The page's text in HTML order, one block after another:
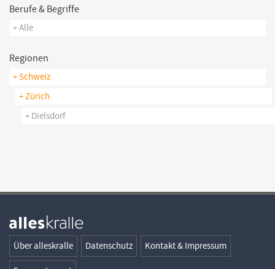
Berufe & Begriffe
+ Alle
Regionen
+ Schweiz
+ Zürich
+ Dielsdorf
Über alleskralle Datenschutz Kontakt & Impressum